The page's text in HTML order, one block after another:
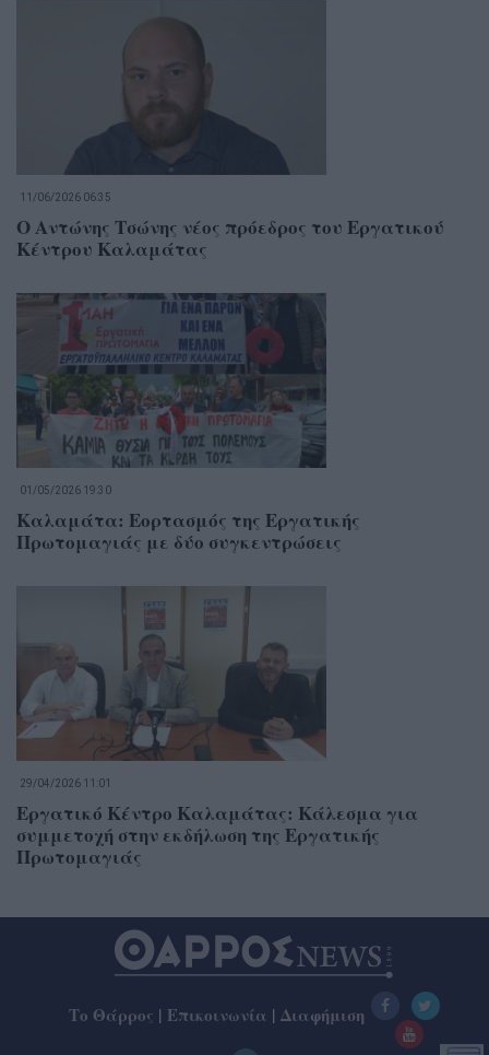
11/06/2026 06:35
Ο Αντώνης Τσώνης νέος πρόεδρος του Εργατικού
Κέντρου Καλαμάτας
01/05/2026 19:30
Καλαμάτα: Εορτασμός της Εργατικής
Πρωτομαγιάς με δύο συγκεντρώσεις
29/04/2026 11:01
Εργατικό Κέντρο Καλαμάτας: Κάλεσμα για
συμμετοχή στην εκδήλωση της Εργατικής
Πρωτομαγιάς
Το Θάρρος | Επικοινωνία | Διαφήμιση